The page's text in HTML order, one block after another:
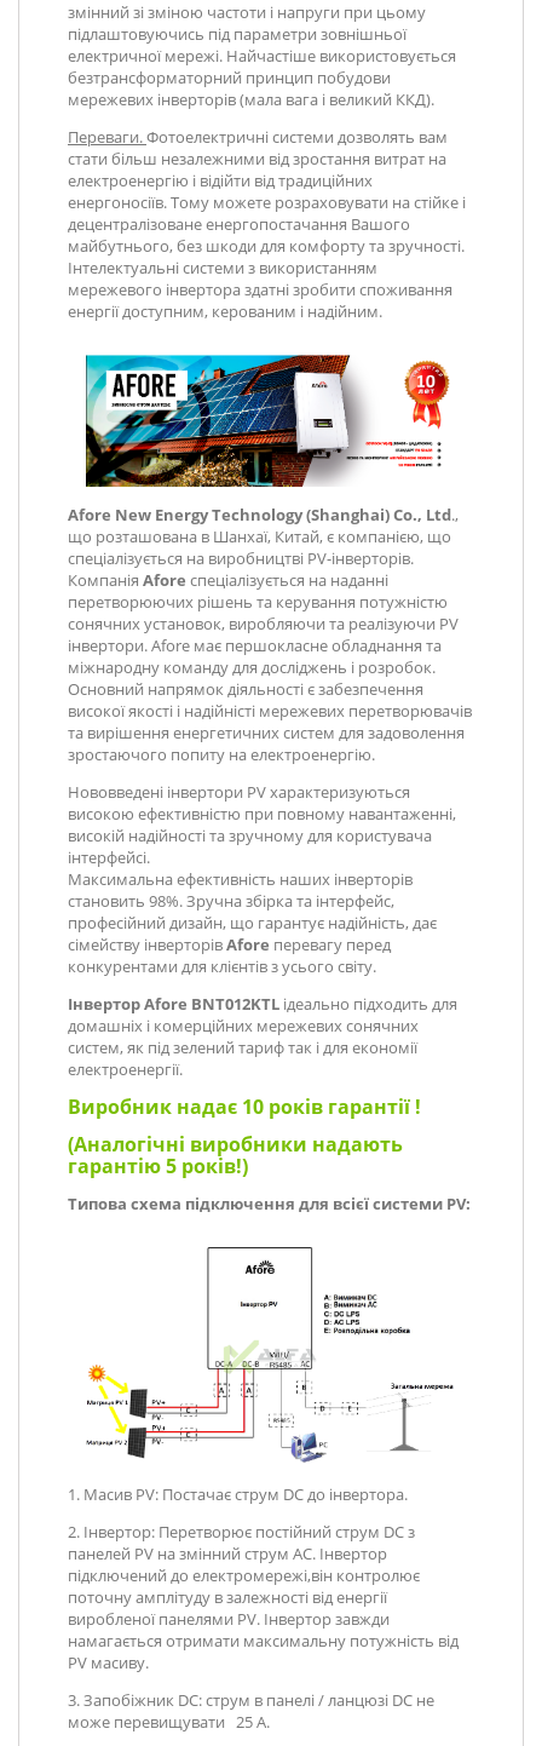
змінний зі зміною частоти і напруги при цьому
підлаштовуючись під параметри зовнішньої
електричної мережі. Найчастіше використовується
безтрансформаторний принцип побудови
мережевих інверторів (мала вага і великий ККД).
Переваги.Фотоелектричні системи дозволять вам
стати більш незалежними від зростання витрат на
електроенергію і відійти від традиційних
енергоносіїв. Тому можете розраховувати на стійке і
децентралізоване енергопостачання Вашого
майбутнього, без шкоди для комфорту та зручності.
Інтелектуальні системи з використанням
мережевого інвертора здатні зробити споживання
енергії доступним, керованим і надійним.
Afore New Energy Technology (Shanghai) Co., Ltd.,
що розташована в Шанхаї, Китай, є компанією, що
спеціалізується на виробництві PV-інверторів.
Компанія Afore спеціалізується на наданні
перетворюючих рішень та керування потужністю
сонячних установок, виробляючи та реалізуючи PV
інвертори. Afore має першокласне обладнання та
міжнародну команду для досліджень і розробок.
Основний напрямок діяльності є забезпечення
високої якості і надійністі мережевих перетворювачів
та вирішення енергетичних систем для задоволення
зростаючого попиту на електроенергію.
Нововведені інвертори PV характеризуються
високою ефективністю при повному навантаженні,
високій надійності та зручному для користувача
інтерфейсі.
Максимальна ефективність наших інверторів
становить 98%. Зручна збірка та інтерфейс,
професійний дизайн, що гарантує надійність, дає
сімейству інверторівAfore перевагу перед
конкурентами для клієнтів з усього світу.
Інвертор Afore BNT012KTL ідеально підходить для
домашніх і комерційних мережевих сонячних
систем, як під зелений тариф так і для економії
електроенергії.
Виробник надає 10 років гарантії !
(Аналогічні виробники надають
гарантію 5 років!)
Типова схема підключення для всієї системи PV:
1. Масив PV: Постачає струм DC до інвертора.
2. Інвертор: Перетворює постійний струм DC з
панелей PV на змінний струм AC. Інвертор
підключений до електромережі,він контролює
поточну амплітуду в залежності від енергії
виробленої панелями PV. Інвертор завжди
намагається отримати максимальну потужність від
PV масиву.
3. Запобіжник DC: струм в панелі / ланцюзі DC не
може перевищувати 25 А.